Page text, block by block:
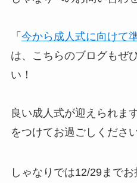
「 今から成人式に向けて
は、こちらのブログもぜ
い！
良い成人式が迎えられま
をつけてお過ごしくださ
しゃなりでは12/29まで